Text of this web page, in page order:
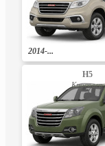
2014-...
H5
Кросовер